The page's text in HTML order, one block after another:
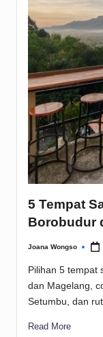
5 Tempat
Borobudur
Posted
Joana Wongso
Pilihan 5 tempat
dan Magelang,
Setumbu, dan
Read More